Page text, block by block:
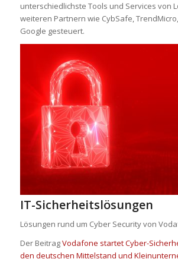
unterschiedlichste Tools und Services von
weiteren Partnern wie CybSafe,
Google gesteuert.
IT-Sicherheitslösungen
Lösungen rund um Cyber Security von
Der BeitragVodafone startet Cyber-
den deutschen Mittelstand und